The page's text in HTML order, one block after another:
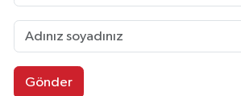
Gönder